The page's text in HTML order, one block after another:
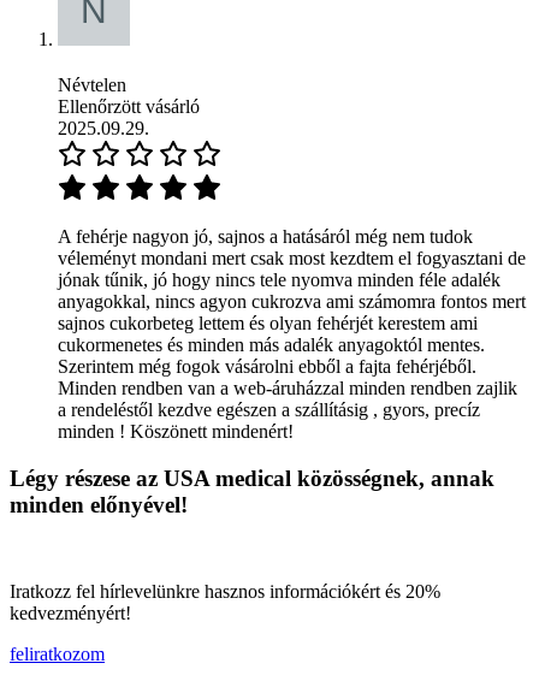
Névtelen
Ellenőrzött vásárló
2025.09.29.
A fehérje nagyon jó, sajnos a hatásáról még nem tudok
véleményt mondani mert csak most kezdtem el fogyasztani de
jónak tűnik, jó hogy nincs tele nyomva minden féle adalék
anyagokkal, nincs agyon cukrozva ami számomra fontos mert
sajnos cukorbeteg lettem és olyan fehérjét kerestem ami
cukormenetes és minden más adalék anyagoktól mentes.
Szerintem még fogok vásárolni ebből a fajta fehérjéből.
Minden rendben van a web-áruházzal minden rendben zajlik
a rendeléstől kezdve egészen a szállításig , gyors, precíz
minden ! Köszönett mindenért!
Légy részese az USA medical közösségnek, annak
minden előnyével!
Iratkozz fel hírlevelünkre hasznos információkért és 20%
kedvezményért!
feliratkozom